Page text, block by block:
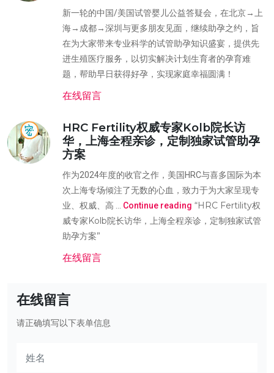
新一轮的中国/美国试管婴儿公益答疑会，在北京→上
海→成都→深圳与更多朋友见面，继续助孕之约，旨
在为大家带来专业科学的试管助孕知识盛宴，提供先
进生殖医疗服务，以切实解决计划生育者的孕育难
题，帮助早日获得好孕，实现家庭幸福圆满！
在线留言
HRC Fertility权威专家Kolb院长访
华，上海全程亲诊，定制独家试管助孕
方案
作为2024年度的收官之作，美国HRC与喜多国际为本
次上海专场倾注了无数的心血，致力于为大家呈现专
业、权威、高 … Continue reading “HRC Fertility权
威专家Kolb院长访华，上海全程亲诊，定制独家试管
助孕方案”
在线留言
在线留言
请正确填写以下表单信息